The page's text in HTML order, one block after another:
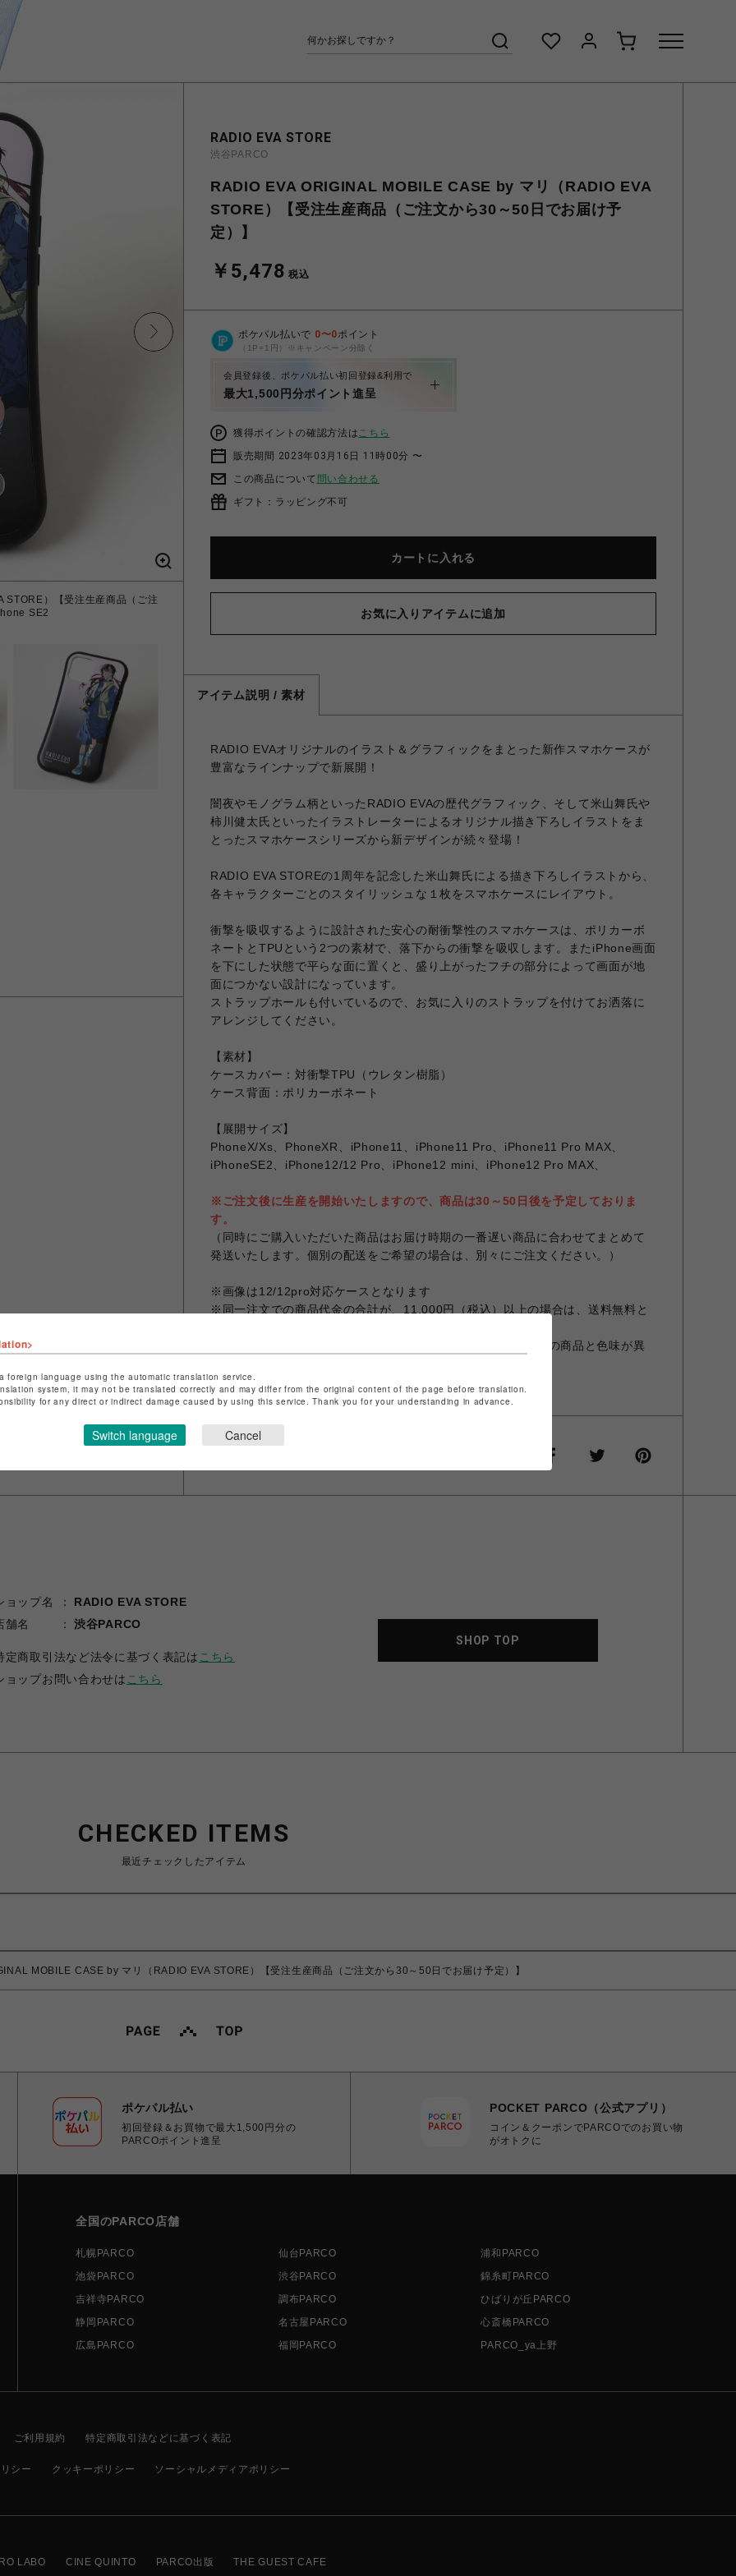
）【受注生産商品（ご注
SE2
RADIO EVA STORE
渋谷PARCO
RADIO EVA ORIGINAL MOBILE CASE by マリ（RADIO EVA
STORE）【受注生産商品（ご注文から30～50日でお届け予
定）】
￥5,478 税込
ポケパル払いで 0〜0ポイント
（1P=1円）※キャンペーン分除く
会員登録後、ポケパル払い初回登録&利用で
最大1,500円分ポイント進呈
獲得ポイントの確認方法はこちら
販売期間 2023年03月16日 11時00分 〜
この商品について 問い合わせる
ギフト：ラッピング不可
カートに入れる
お気に入りアイテムに追加
アイテム説明 / 素材
RADIO EVAオリジナルのイラスト＆グラフィックをまとった新作スマホケースが
豊富なラインナップで新展開！
闇夜やモノグラム柄といったRADIO EVAの歴代グラフィック、そして米山舞氏や
柿川健太氏といったイラストレーターによるオリジナル描き下ろしイラストをま
とったスマホケースシリーズから新デザインが続々登場！
RADIO EVA STOREの1周年を記念した米山舞氏による描き下ろしイラストから、
各キャラクターごとのスタイリッシュな１枚をスマホケースにレイアウト。
衝撃を吸収するように設計された安心の耐衝撃性のスマホケースは、ポリカーボ
ネートとTPUという2つの素材で、落下からの衝撃を吸収します。またiPhone画面
を下にした状態で平らな面に置くと、盛り上がったフチの部分によって画面が地
面につかない設計になっています。
ストラップホールも付いているので、お気に入りのストラップを付けてお洒落に
アレンジしてください。
【素材】
ケースカバー：対衝撃TPU（ウレタン樹脂）
ケース背面：ポリカーボネート
【展開サイズ】
PhoneX/Xs、PhoneXR、iPhone11、iPhone11 Pro、iPhone11 Pro MAX、
iPhoneSE2、iPhone12/12 Pro、iPhone12 mini、iPhone12 Pro MAX、
※ご注文後に生産を開始いたしますので、商品は30～50日後を予定しておりま
す。
（同時にご購入いただいた商品はお届け時期の一番遅い商品に合わせてまとめて
発送いたします。個別の配送をご希望の場合は、別々にご注文ください。）
※画像は12/12pro対応ケースとなります
※同一注文での商品代金の合計が、11,000円（税込）以上の場合は、送料無料と
※お客様のお使いのモニター設定やお部屋の照明等により実際の商品と色味が異
※画像は試作品の為、実際の商品と異なる場合があります。
ョップ名
RADIO EVA STORE
舗名
渋谷PARCO
定商取引法など法令に基づく表記は こちら
ョップお問い合わせは こちら
SHOP TOP
CHECKED ITEMS
最近チェックしたアイテム
MOBILE CASE by マリ（RADIO EVA STORE）【受注生産商品（ご注文から30～50日でお届け予定）】
ポケパル払い
初回登録＆お買物で最大1,500円分の
PARCOポイント進呈
POCKET PARCO（公式アプリ）
コイン＆クーポンでPARCOでのお買い物
がオトクに
全国のPARCO店舗
札幌PARCO 仙台PARCO
浦和PARCO
池袋PARCO
渋谷PARCO
錦糸町PARCO
吉祥寺PARCO
調布PARCO
ひばりが丘PARCO
静岡PARCO
名古屋PARCO
心斎橋PARCO
広島PARCO
福岡PARCO PARCO_ya上野
ご利用規約 特定商取引法などに基づく表記
シー クッキーポリシー ソーシャルメディアポリシー
LABO CINE QUINTO PARCO出版 THE GUEST CAFE
foreign language using the automatic translation service.
system, it may not be translated correctly and may differ from the original content of the page before translation.
for any direct or indirect damage caused by using this service. Thank you for your understanding in advance.
Switch language Cancel